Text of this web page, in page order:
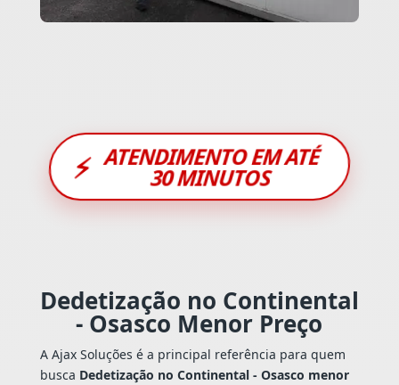
⚡ ATENDIMENTO EM ATÉ
30 MINUTOS
Dedetização no Continental
- Osasco Menor Preço
A Ajax Soluções é a principal referência para quem
busca Dedetização no Continental - Osasco menor